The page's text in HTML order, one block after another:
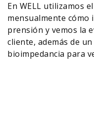
En WELL utilizamos
mensualmente cómo
prensión y vemos la
cliente, además de
bioimpedancia para